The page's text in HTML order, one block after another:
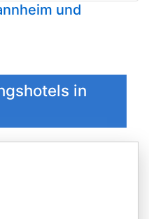
und
in